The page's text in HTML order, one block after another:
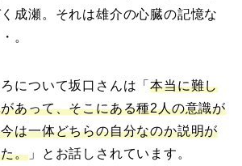
成瀬。それは雄介の心臓の記憶な
。
について坂口さんは「本当に難し
あって、そこにある種2人の意識が
は一体どちらの自分なのか説明が
。 」とお話しされています。